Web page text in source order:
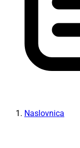
Naslovnica